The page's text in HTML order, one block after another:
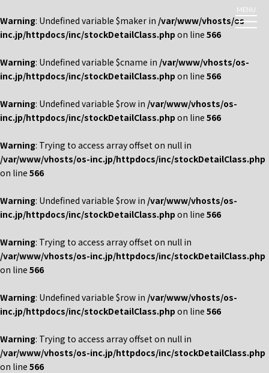
Warning: Undefined variable $maker in /var/www/vhosts/os-
inc.jp/httpdocs/inc/stockDetailClass.php on line 566
Warning: Undefined variable $cname in /var/www/vhosts/os-
inc.jp/httpdocs/inc/stockDetailClass.php on line 566
Warning: Undefined variable $row in /var/www/vhosts/os-
inc.jp/httpdocs/inc/stockDetailClass.php on line 566
Warning: Trying to access array offset on null in
/var/www/vhosts/os-inc.jp/httpdocs/inc/stockDetailClass.php
on line 566
Warning: Undefined variable $row in /var/www/vhosts/os-
inc.jp/httpdocs/inc/stockDetailClass.php on line 566
Warning: Trying to access array offset on null in
/var/www/vhosts/os-inc.jp/httpdocs/inc/stockDetailClass.php
on line 566
Warning: Undefined variable $row in /var/www/vhosts/os-
inc.jp/httpdocs/inc/stockDetailClass.php on line 566
Warning: Trying to access array offset on null in
/var/www/vhosts/os-inc.jp/httpdocs/inc/stockDetailClass.php
on line 566
MENU